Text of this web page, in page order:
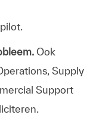
Ook
Supply
Support